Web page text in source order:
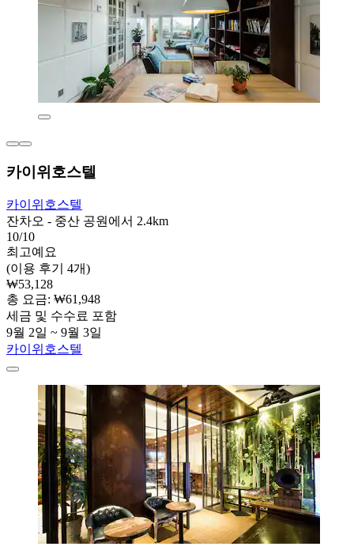
카이위호스텔
카이위호스텔
잔차오 - 중산 공원에서 2.4km
10/10
최고예요
(이용 후기 4개)
₩53,128
총 요금: ₩61,948
세금 및 수수료 포함
9월 2일 ~ 9월 3일
카이위호스텔